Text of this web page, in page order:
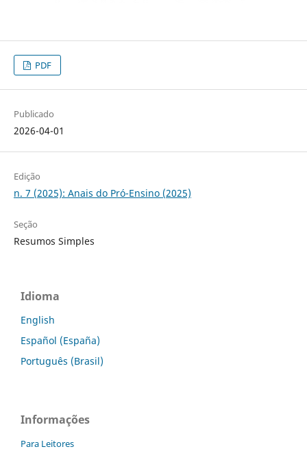
PDF
Publicado
2026-04-01
Edição
n. 7 (2025): Anais do Pró-Ensino (2025)
Seção
Resumos Simples
Idioma
English
Español (España)
Português (Brasil)
Informações
Para Leitores